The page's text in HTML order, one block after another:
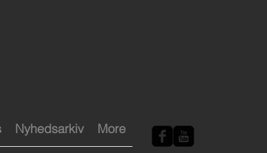
Nyhedsarkiv More